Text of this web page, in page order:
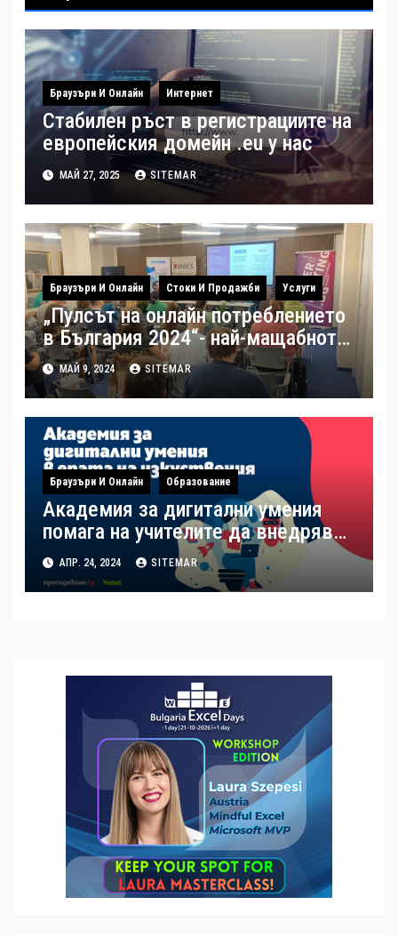
Браузъри И Онлайн Интернет
Стабилен ръст в регистрациите на
европейския домейн .eu у нас
МАЙ 27, 2025 SITEMAR
Браузъри И Онлайн Стоки И Продажби Услуги
„Пулсът на онлайн потреблението
в България 2024“- най-мащабното
потребителско проучване на
пазара на електронна търговия в
България беше представено
наскоро
МАЙ 9, 2024 SITEMAR
Браузъри И Онлайн Образование
Академия за дигитални умения
помага на учителите да внедряват
изкуствения интелект в учебния
процес
АПР. 24, 2024 SITEMAR